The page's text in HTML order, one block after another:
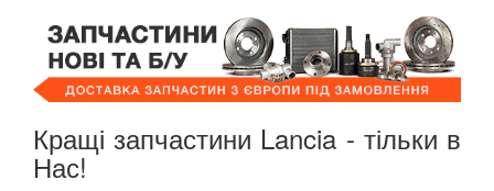
Кращі запчастини Lancia - тільки в
Нас!